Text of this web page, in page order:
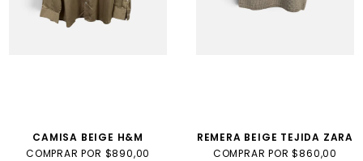
CAMISA BEIGE H&M
COMPRAR POR $890,00
REMERA BEIGE TEJIDA ZARA
COMPRAR POR $860,00